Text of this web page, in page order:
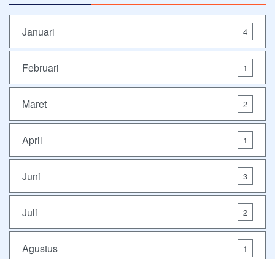
Januari 4
Februari 1
Maret 2
April 1
Juni 3
Juli 2
Agustus 1